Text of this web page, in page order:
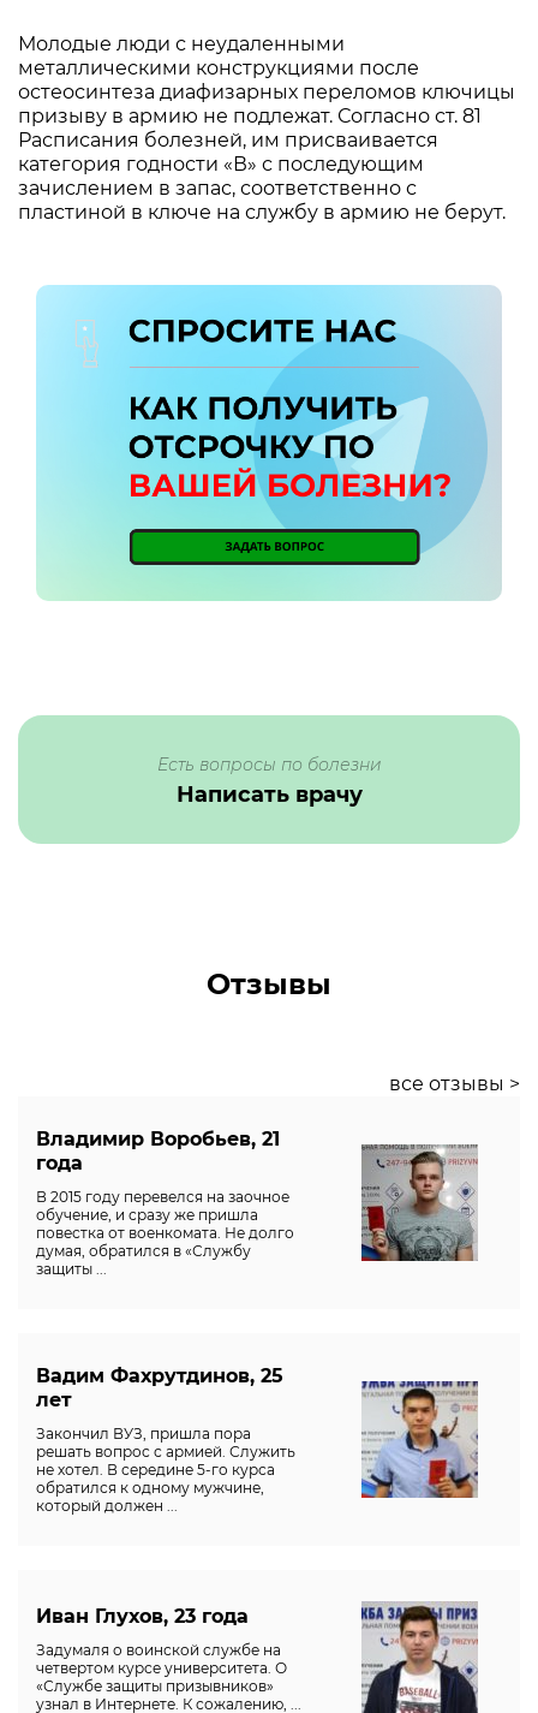
Молодые люди с неудаленными
металлическими конструкциями после
остеосинтеза диафизарных переломов ключицы
призыву в армию не подлежат. Согласно ст. 81
Расписания болезней, им присваивается
категория годности «В» с последующим
зачислением в запас, соответственно с
пластиной в ключе на службу в армию не берут.
Есть вопросы по болезни
Написать врачу
Отзывы
все отзывы >
Владимир Воробьев, 21
года
В 2015 году перевелся на заочное
обучение, и сразу же пришла
повестка от военкомата. Не долго
думая, обратился в «Службу
защиты ...
Вадим Фахрутдинов, 25
лет
Закончил ВУЗ, пришла пора
решать вопрос с армией. Служить
не хотел. В середине 5-го курса
обратился к одному мужчине,
который должен ...
Иван Глухов, 23 года
Задумаля о воинской службе на
четвертом курсе университета. О
«Службе защиты призывников»
узнал в Интернете. К сожалению, ...